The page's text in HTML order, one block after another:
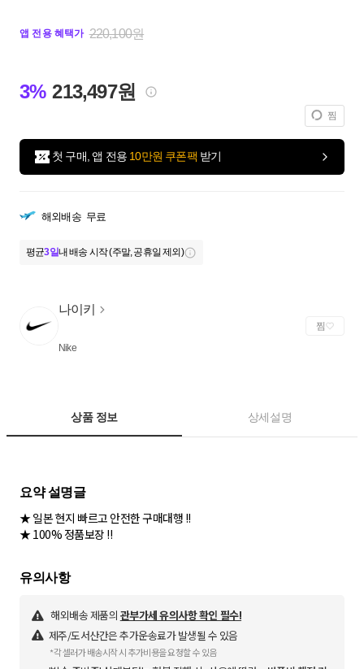
앱 전용 혜택가 220,100원
3% 213,497원
찜
첫 구매, 앱 전용 10만원 쿠폰팩 받기
해외배송 무료
평균3일내 배송 시작 (주말, 공휴일 제외)
나이키
Nike
찜
상품 정보 상세설명
요약 설명글
★ 일본 현지 빠르고 안전한 구매대행 !!
★ 100% 정품보장 !!
유의사항
해외배송 제품의 관부가세 유의사항 확인 필수!
제주/도서산간은 추가운송료가 발생될 수 있음
*각 셀러가 배송시작 시 추가비용을 요청할 수 있음